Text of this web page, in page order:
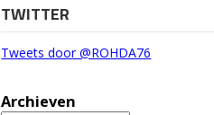
TWITTER
Tweets door @ROHDA76
Archieven